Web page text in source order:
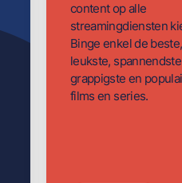
content op alle
streamingdiensten
Binge enkel de beste,
leukste,
grappigste en
films en series.